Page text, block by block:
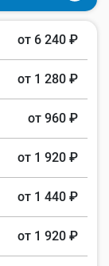
от 6 240 ₽
от 1 280 ₽
от 960 ₽
от 1 920 ₽
от 1 440 ₽
от 1 920 ₽